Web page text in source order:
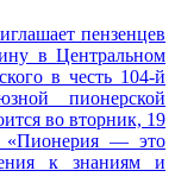
пензенцев
в Центральном
в честь 104-й
пионерской
во вторник, 19
«Пионерия — это
к знаниям и